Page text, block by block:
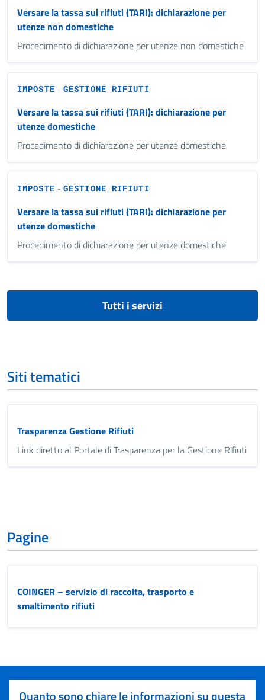
Versare la tassa sui rifiuti (TARI): dichiarazione per
utenze non domestiche
Procedimento di dichiarazione per utenze non domestiche
IMPOSTE -GESTIONE RIFIUTI
Versare la tassa sui rifiuti (TARI): dichiarazione per
utenze domestiche
Procedimento di dichiarazione per utenze domestiche
IMPOSTE -GESTIONE RIFIUTI
Versare la tassa sui rifiuti (TARI): dichiarazione per
utenze domestiche
Procedimento di dichiarazione per utenze domestiche
Tutti i servizi
Siti tematici
Trasparenza Gestione Rifiuti
Link diretto al Portale di Trasparenza per la Gestione Rifiuti
Pagine
COINGER – servizio di raccolta, trasporto e
smaltimento rifiuti
Quanto sono chiare le informazioni su questa